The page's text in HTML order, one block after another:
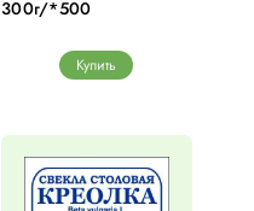
300г/*500
Купить